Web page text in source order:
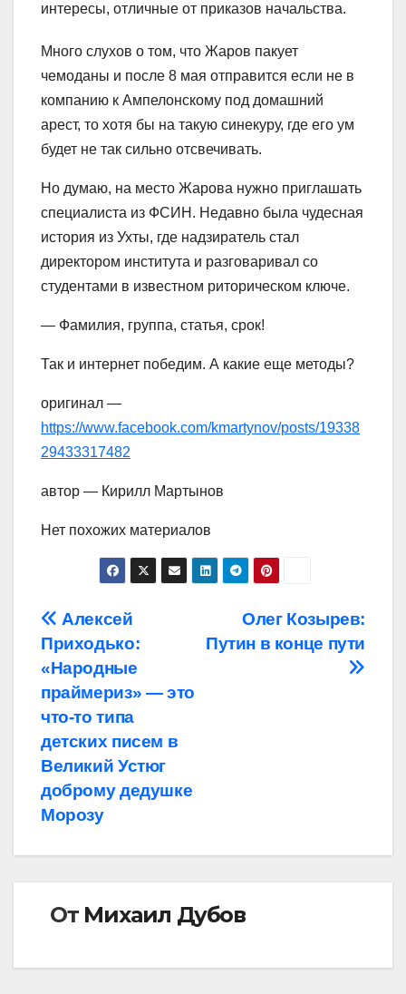
интересы, отличные от приказов начальства.
Много слухов о том, что Жаров пакует
чемоданы и после 8 мая отправится если не в
компанию к Ампелонскому под домашний
арест, то хотя бы на такую синекуру, где его ум
будет не так сильно отсвечивать.
Но думаю, на место Жарова нужно приглашать
специалиста из ФСИН. Недавно была чудесная
история из Ухты, где надзиратель стал
директором института и разговаривал со
студентами в известном риторическом ключе.
— Фамилия, группа, статья, срок!
Так и интернет победим. А какие еще методы?
оригинал —
https://www.facebook.com/kmartynov/posts/19338
29433317482
автор — Кирилл Мартынов
Нет похожих материалов
Навигация
по
записям
Олег Козырев:
Путин в конце пути
Алексей
Приходько:
«Народные
праймериз» — это
что-то типа
детских писем в
Великий Устюг
доброму дедушке
Морозу
От Михаил Дубов